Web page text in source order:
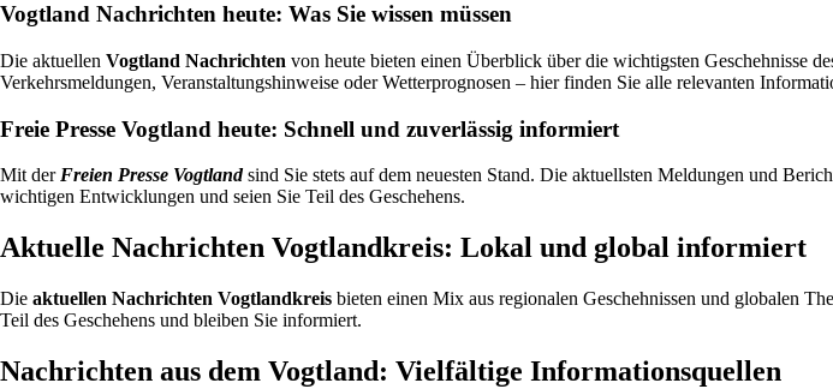
Vogtland Nachrichten heute: Was Sie wissen müssen
Die aktuellen Vogtland Nachrichten von heute bieten einen Überblick über die wichtigsten Geschehnisse
Verkehrsmeldungen, Veranstaltungshinweise oder Wetterprognosen – hier finden Sie alle relevanten
Freie Presse Vogtland heute: Schnell und zuverlässig informiert
Mit derFreien Presse Vogtland sind Sie stets auf dem neuesten Stand. Die aktuellsten Meldungen und
wichtigen Entwicklungen und seien Sie Teil des Geschehens.
Aktuelle Nachrichten Vogtlandkreis: Lokal und global informiert
Die aktuellen Nachrichten Vogtlandkreis bieten einen Mix aus regionalen Geschehnissen und globalen
Teil des Geschehens und bleiben Sie informiert.
Nachrichten aus dem Vogtland: Vielfältige Informationsquellen